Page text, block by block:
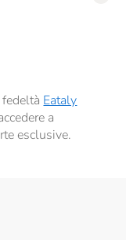
consenso prestato ai
Eataly
a
esclusive.